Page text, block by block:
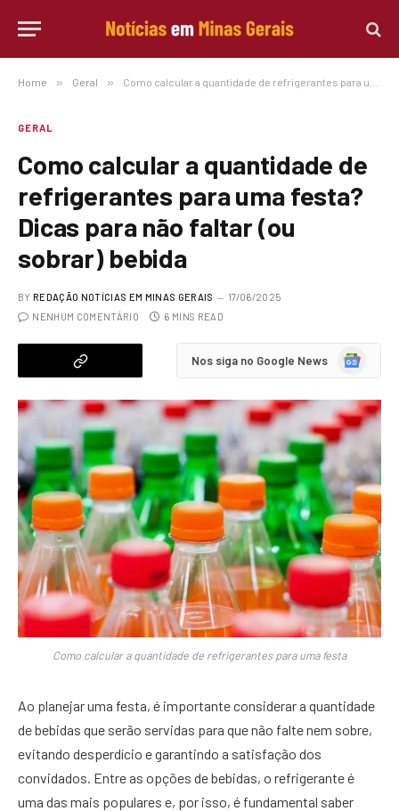
Home » Geral » Como calcular a quantidade de refrigerantes para uma festa? Dicas para não faltar (ou sobrar) bebida
GERAL
Como calcular a quantidade de
refrigerantes para uma festa?
Dicas para não faltar (ou
sobrar) bebida
BY REDAÇÃO NOTÍCIAS EM MINAS GERAIS
17/06/2025
NENHUM COMENTÁRIO
6 MINS READ
Nos siga no Google News
Google
Como calcular a quantidade de refrigerantes para uma festa
Ao planejar uma festa, é importante considerar a quantidade
de bebidas que serão servidas para que não falte nem sobre,
evitando desperdício e garantindo a satisfação dos
convidados. Entre as opções de bebidas, o refrigerante é
uma das mais populares e, por isso, é fundamental saber